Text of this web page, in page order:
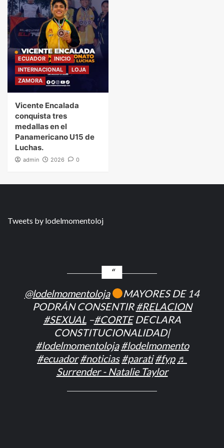
ECUADOR
INICIO
INTERNACIONAL
LOJA
ZAMORA
Vicente Encalada
conquista tres
medallas en el
Panamericano U15 de
Luchas.
admin 2026 0
Tweets by lodelmomentoloj
@lodelmomentoloja
MAYORES DE 14
PODRÁN CONSENTIR#RELACION
#SEXUAL–#CORTEDECLARA
CONSTITUCIONALIDAD|
#lodelmomentoloja #lodelmomento
#ecuador #noticias #parati #fyp ♬
Surrender - Natalie Taylor